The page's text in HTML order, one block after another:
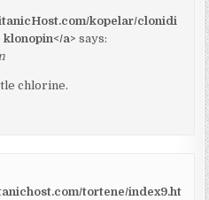
kopelar/clonidi
a> says:
chlorine.
tortene/index9.ht